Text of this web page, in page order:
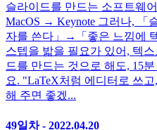
슬라이드를 만드는 소프트웨
MacOS → Keynote 그러나,
자를 쓴다」→「좋은 느낌에
스텝을 밟을 필요가 있어, 텍
드를 만드는 것으로 해도, 15
요. "LaTeX처럼 에디터로 쓰
해 주면 좋겠...
49일차 - 2022.04.20